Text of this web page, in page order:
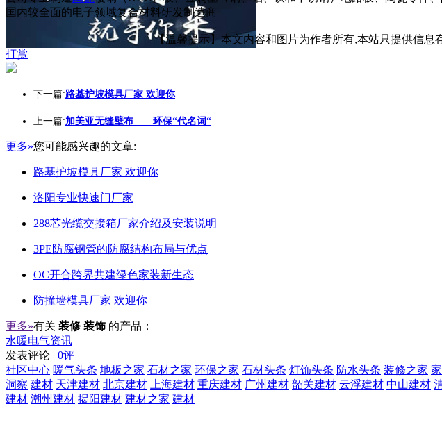
国内较全面的电子领域复合材料研发制造商
【温馨提示】本文内容和图片为作者所有,本站只提供信息
打赏
下一篇:路基护坡模具厂家 欢迎你
上一篇:加美亚无缝壁布——环保“代名词“
更多»您可能感兴趣的文章:
路基护坡模具厂家 欢迎你
洛阳专业快速门厂家
288芯光缆交接箱厂家介绍及安装说明
3PE防腐钢管的防腐结构布局与优点
OC开合跨界共建绿色家装新生态
防撞墙模具厂家 欢迎你
更多»有关 装修 装饰 的产品：
水暖电气资讯
发表评论 | 0评
社区中心 暖气头条 地板之家 石材之家 环保之家 石材头条 灯饰头条 防水头条 装修之家
洞察 建材 天津建材 北京建材 上海建材 重庆建材 广州建材 韶关建材 云浮建材 中山建材
建材 潮州建材 揭阳建材 建材之家 建材